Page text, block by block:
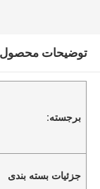
توضیحات محصول
برجسته:
جزئیات بسته بندی